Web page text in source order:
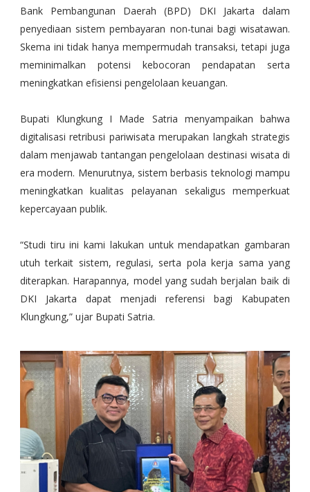
Bank Pembangunan Daerah (BPD) DKI Jakarta dalam
penyediaan sistem pembayaran non-tunai bagi wisatawan.
Skema ini tidak hanya mempermudah transaksi, tetapi juga
meminimalkan potensi kebocoran pendapatan serta
meningkatkan efisiensi pengelolaan keuangan.
Bupati Klungkung I Made Satria menyampaikan bahwa
digitalisasi retribusi pariwisata merupakan langkah strategis
dalam menjawab tantangan pengelolaan destinasi wisata di
era modern. Menurutnya, sistem berbasis teknologi mampu
meningkatkan kualitas pelayanan sekaligus memperkuat
kepercayaan publik.
“Studi tiru ini kami lakukan untuk mendapatkan gambaran
utuh terkait sistem, regulasi, serta pola kerja sama yang
diterapkan. Harapannya, model yang sudah berjalan baik di
DKI Jakarta dapat menjadi referensi bagi Kabupaten
Klungkung,” ujar Bupati Satria.